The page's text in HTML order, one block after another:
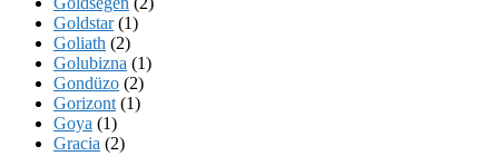
Goldstar(1)
Goliath (2)
Golubizna (1)
Gondüzo (2)
Gorizont (1)
Goya (1)
Gracia (2)